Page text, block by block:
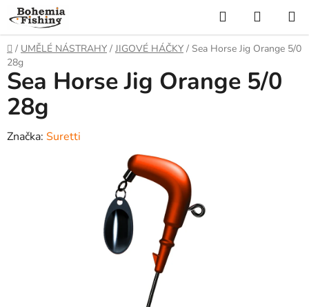
Přejít
na
obsah
Hledat
KOŠÍK
Domů
/ UMĚLÉ NÁSTRAHY / JIGOVÉ HÁČKY / Sea Horse Jig Orange 5/0
28g
Sea Horse Jig Orange 5/0
28g
Značka: Suretti